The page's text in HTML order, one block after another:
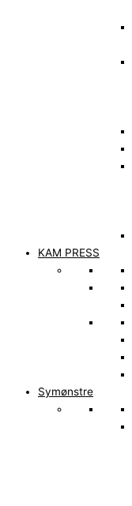
KAM PRESS
Symønstre